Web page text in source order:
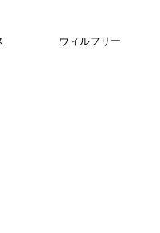
ウィルフリー